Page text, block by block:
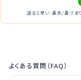
送ると早い：鼻水/鼻づま
よくある質問（FAQ）